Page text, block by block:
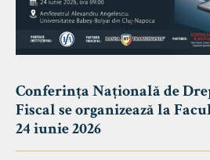
Conferința Națională de
Fiscal se organizează la
24 iunie 2026